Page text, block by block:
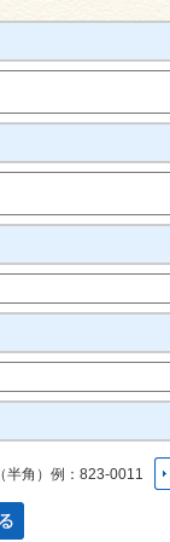
（半角）例：823-0011